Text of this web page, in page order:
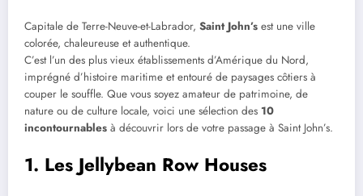
Capitale de Terre-Neuve-et-Labrador, Saint John’s est une ville
colorée, chaleureuse et authentique.
C’est l’un des plus vieux établissements d’Amérique du Nord,
imprégné d’histoire maritime et entouré de paysages côtiers à
couper le souffle. Que vous soyez amateur de patrimoine, de
nature ou de culture locale, voici une sélection des 10
incontournables à découvrir lors de votre passage à Saint John’s.
1. Les Jellybean Row Houses